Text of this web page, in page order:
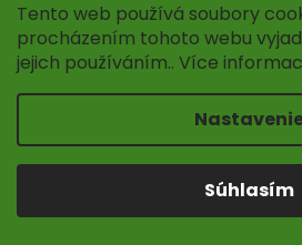
Tento web používá soubory
procházením tohoto webu
jejich používáním.. Více
Súhlasím
Sledovať na Instagrame
INFORMÁCIE PRE VÁS
O nás